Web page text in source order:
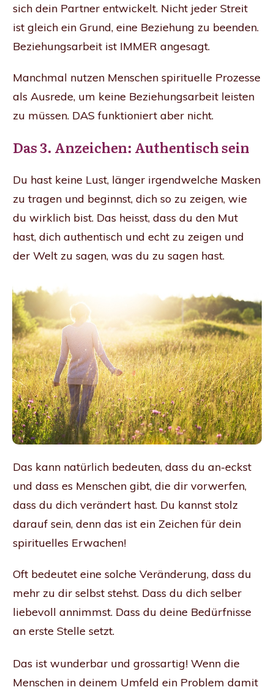
sich dein Partner entwickelt. Nicht jeder Streit
ist gleich ein Grund, eine Beziehung zu beenden.
Beziehungsarbeit ist IMMER angesagt.
Manchmal nutzen Menschen spirituelle Prozesse
als Ausrede, um keine Beziehungsarbeit leisten
zu müssen. DAS funktioniert aber nicht.
Das 3. Anzeichen: Authentisch sein
Du hast keine Lust, länger irgendwelche Masken
zu tragen und beginnst, dich so zu zeigen, wie
du wirklich bist. Das heisst, dass du den Mut
hast, dich authentisch und echt zu zeigen und
der Welt zu sagen, was du zu sagen hast.
Das kann natürlich bedeuten, dass du an-eckst
und dass es Menschen gibt, die dir vorwerfen,
dass du dich verändert hast. Du kannst stolz
darauf sein, denn das ist ein Zeichen für dein
spirituelles Erwachen!
Oft bedeutet eine solche Veränderung, dass du
mehr zu dir selbst stehst. Dass du dich selber
liebevoll annimmst. Dass du deine Bedürfnisse
an erste Stelle setzt.
Das ist wunderbar und grossartig! Wenn die
Menschen in deinem Umfeld ein Problem damit